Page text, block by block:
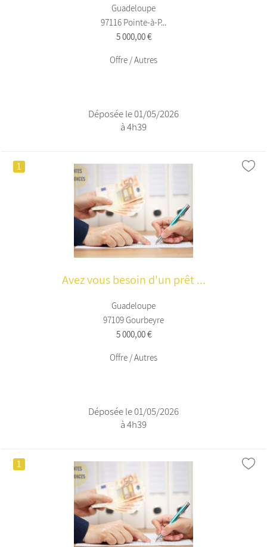
Guadeloupe
97116 Pointe-à-P...
5 000,00 €
Offre / Autres
Déposée le 01/05/2026
à 4h39
1
Avez vous besoin d'un prêt ...
Guadeloupe
97109 Gourbeyre
5 000,00 €
Offre / Autres
Déposée le 01/05/2026
à 4h39
1